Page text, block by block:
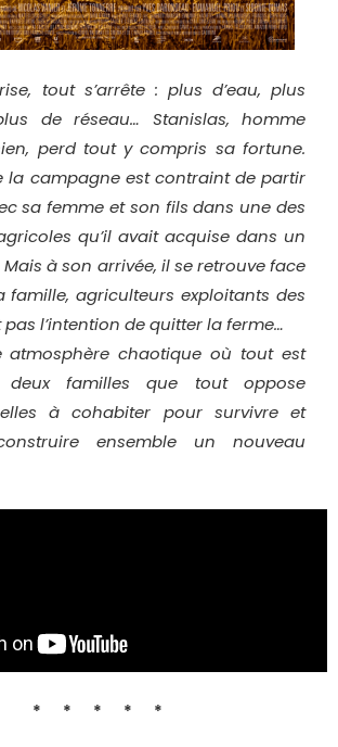
tout s’arrête : plus d’eau, plus
de réseau… Stanislas, homme
perd tout y compris sa fortune.
la campagne est contraint de partir
sa femme et son fils dans une des
qu’il avait acquise dans un
à son arrivée, il se retrouve face
famille, agriculteurs exploitants des
pas l’intention de quitter la ferme…
chaotique où tout est
deux familles que tout oppose
elles à cohabiter pour survivre et
ensemble un nouveau
* * * * *